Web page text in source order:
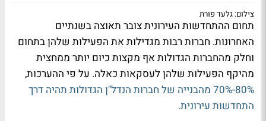
צילום: גלעד פורת
תחום ההתחדשות העירונית צובר תאוצה בשנתיים
האחרונות. חברות רבות מגדילות את הפעילות שלהן בתחום
וחלק מהחברות הגדולות אף מקצות כיום יותר ממחצית
מהיקף הפעילות שלהן לעסקאות כאלה. על פי ההערכות,
80%-70% מהבנייה של חברות הנדל"ן הגדולות תהיה דרך
התחדשות עירונית.